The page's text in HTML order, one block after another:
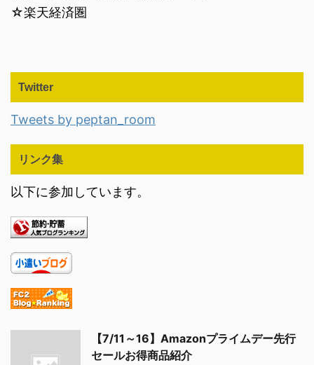
☆楽天経済圏
Twitter
Tweets by peptan_room
リンク集
以下に参加しています。
【7/11～16】Amazonプライムデー先行
セールお得商品紹介